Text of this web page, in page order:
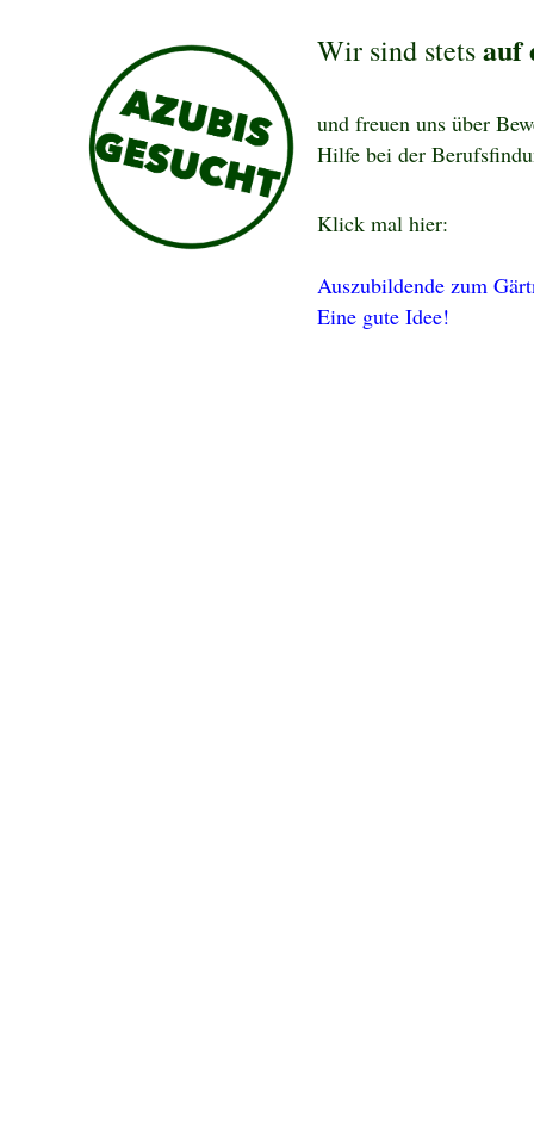
Wir sind stetsauf
und freuen uns über
Hilfe bei der
Klick mal hier:
Auszubildende zum
Eine gute Idee!